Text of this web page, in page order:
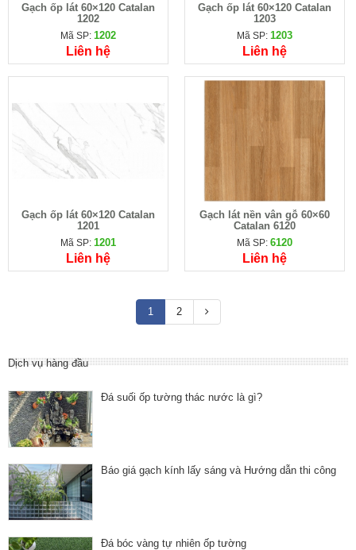
Gạch ốp lát 60×120 Catalan
1202
Mã SP: 1202
Liên hệ
Gạch ốp lát 60×120 Catalan
1203
Mã SP: 1203
Liên hệ
Gạch ốp lát 60×120 Catalan
1201
Mã SP: 1201
Liên hệ
Gạch lát nền vân gỗ 60×60
Catalan 6120
Mã SP: 6120
Liên hệ
1 2
Dịch vụ hàng đầu
Đá suối ốp tường thác nước là gì?
Báo giá gạch kính lấy sáng và Hướng dẫn thi công
Đá bóc vàng tự nhiên ốp tường